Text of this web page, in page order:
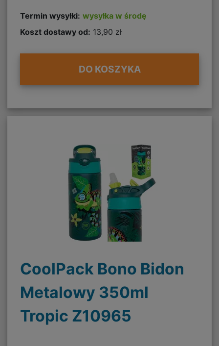
Termin wysyłki: wysyłka w środę
Koszt dostawy od: 13,90 zł
DO KOSZYKA
CoolPack Bono Bidon
Metalowy 350ml
Tropic Z10965